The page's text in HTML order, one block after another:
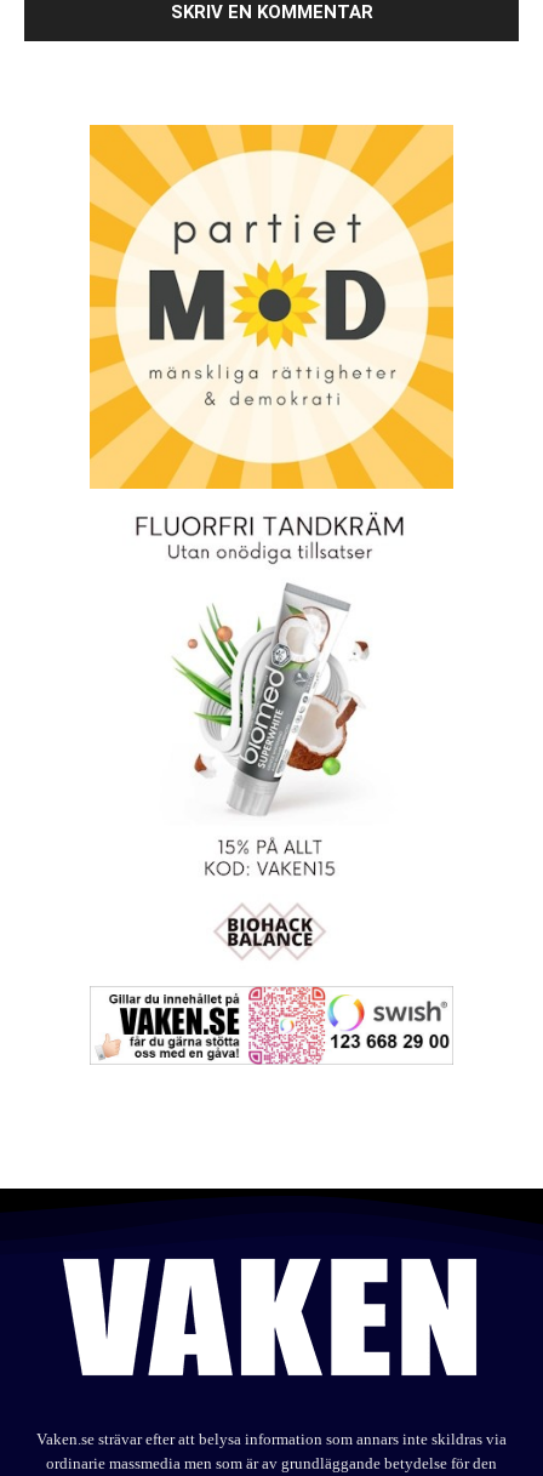
Vaken.se strävar efter att belysa information som annars inte skildras via
ordinarie massmedia men som är av grundläggande betydelse för den